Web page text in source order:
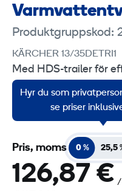
Produktgruppskod:
KÄRCHER 13/35DETRI1
Med HDS-trailer för
varmvatten-
användas på platser
Hyr du som
se priser
Pris, moms 0 % 25,5
126,87 € /